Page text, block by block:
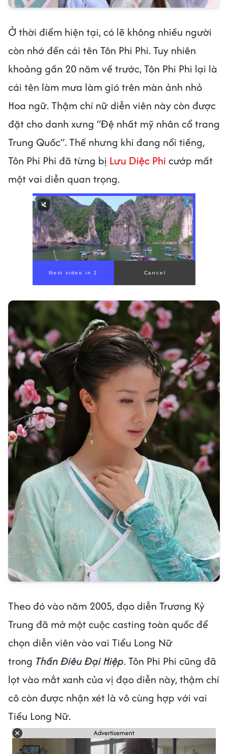
Ở thời điểm hiện tại, có lẽ không nhiều người
còn nhớ đến cái tên Tôn Phi Phi. Tuy nhiên
khoảng gần 20 năm về trước, Tôn Phi Phi lại là
cái tên làm mưa làm gió trên màn ảnh nhỏ
Hoa ngữ. Thậm chí nữ diễn viên này còn được
đặt cho danh xưng “Đệ nhất mỹ nhân cổ trang
Trung Quốc”. Thế nhưng khi đang nổi tiếng,
Tôn Phi Phi đã từng bị Lưu Diệc Phi cướp mất
một vai diễn quan trọng.
Theo đó vào năm 2005, đạo diễn Trương Kỷ
Trung đã mở một cuộc casting toàn quốc để
chọn diễn viên vào vai Tiểu Long Nữ
trong Thần Điêu Đại Hiệp. Tôn Phi Phi cũng đã
lọt vào mắt xanh của vị đạo diễn này, thậm chí
cô còn được nhận xét là vô cùng hợp với vai
Tiểu Long Nữ.
Advertisement